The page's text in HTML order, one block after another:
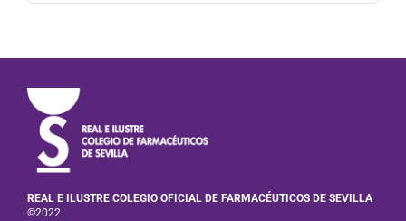
REAL E ILUSTRE COLEGIO OFICIAL DE FARMACÉUTICOS DE SEVILLA
©2022